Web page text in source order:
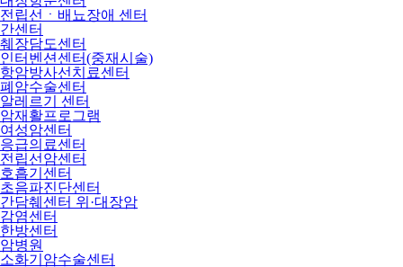
전립선ㆍ배뇨장애 센터
간센터
췌장담도센터
인터벤션센터(중재시술)
항암방사선치료센터
폐암수술센터
알레르기 센터
암재활프로그램
여성암센터
응급의료센터
전립선암센터
호흡기센터
초음파진단센터
간담췌센터 위·대장암
감염센터
한방센터
암병원
소화기암수술센터